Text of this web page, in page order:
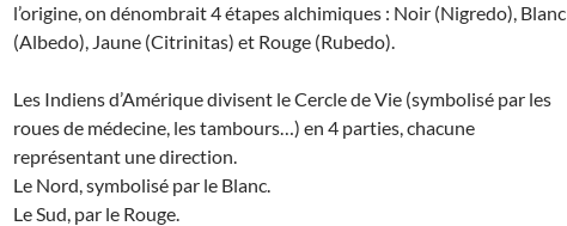
l’origine, on dénombrait 4 étapes alchimiques : Noir (Nigredo), Blanc
(Albedo), Jaune (Citrinitas) et Rouge (Rubedo).
Les Indiens d’Amérique divisent le Cercle de Vie (symbolisé par les
roues de médecine, les tambours…) en 4 parties, chacune
représentant une direction.
Le Nord, symbolisé par le Blanc.
Le Sud, par le Rouge.